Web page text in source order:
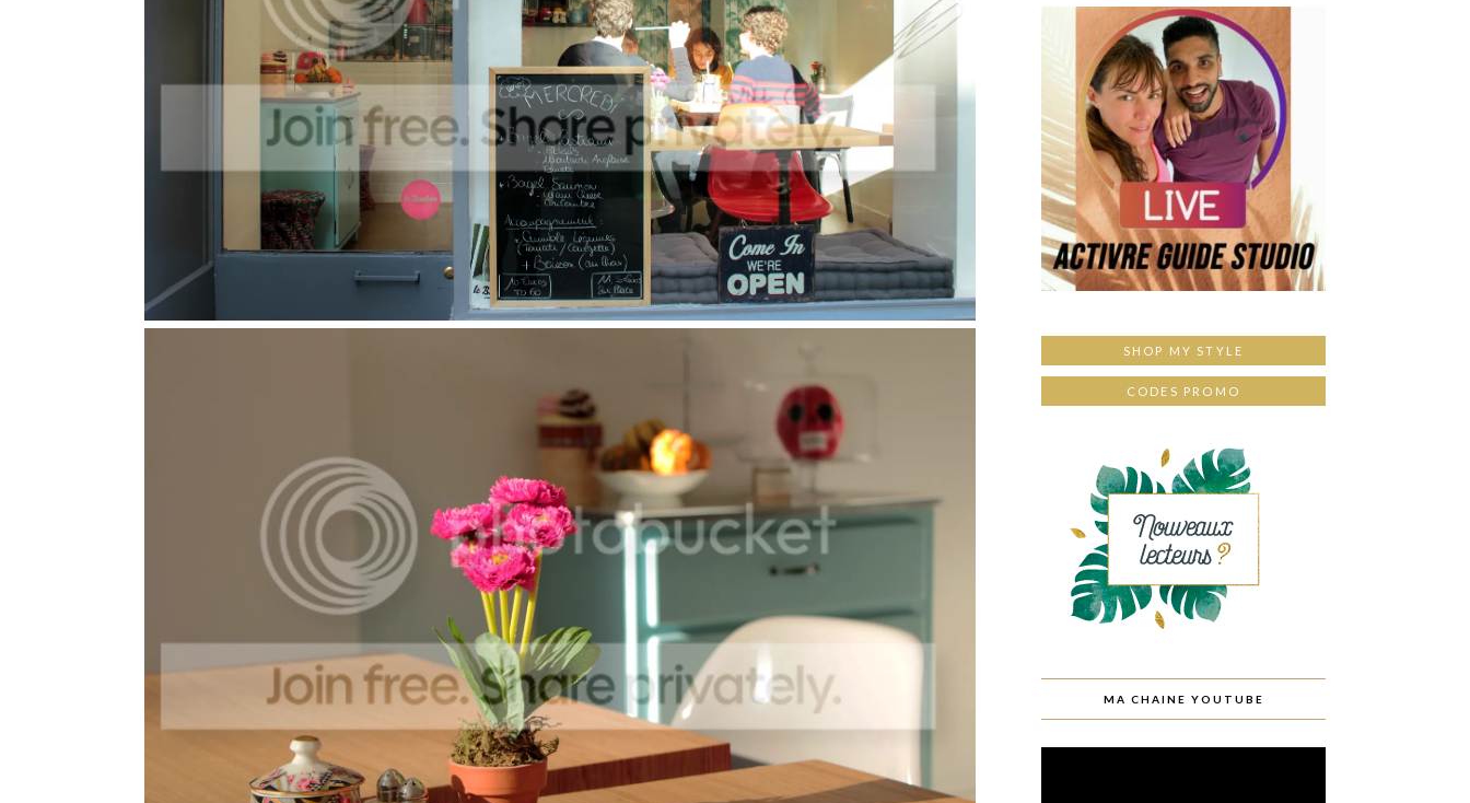
SHOP MY STYLE
CODES PROMO
MA CHAINE YOUTUBE